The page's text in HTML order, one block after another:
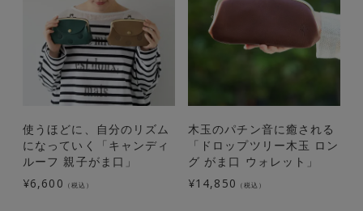
使うほどに、自分のリズム
になっていく「キャンディ
ルーフ 親子がま口」
¥6,600 （税込）
木玉のパチン音に癒される
「ドロップツリー木玉 ロン
グ がま口 ウォレット」
¥14,850 （税込）